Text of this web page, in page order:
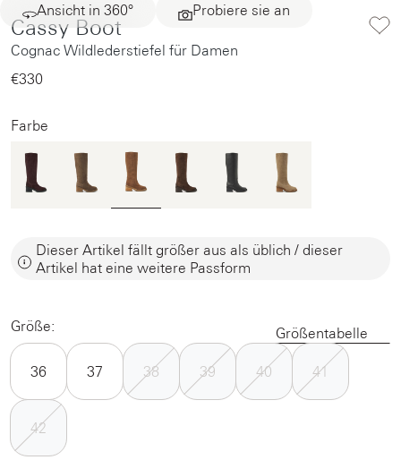
Ansicht in 360° Probiere sie an
Cassy Boot
Cognac Wildlederstiefel für Damen
€330‌
Farbe
Dieser Artikel fällt größer aus als üblich / dieser
Artikel hat eine weitere Passform
Größe: Größentabelle
36 37 38 39 40 41
42